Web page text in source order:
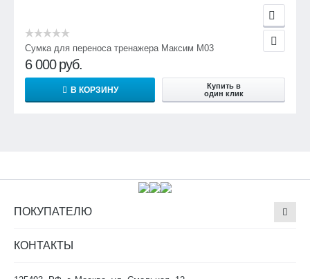
Сумка для переноса тренажера Максим М03
6 000 руб.
В КОРЗИНУ
Купить в
один клик
ПОКУПАТЕЛЮ
КОНТАКТЫ